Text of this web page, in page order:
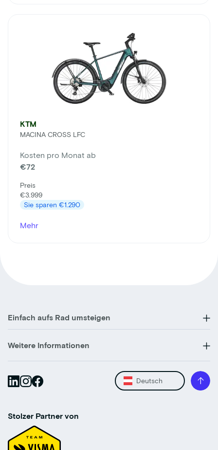
KTM
MACINA CROSS LFC
Kosten pro Monat ab
€72
Preis
€3.999
Sie sparen €1.290
Mehr
Einfach aufs Rad umsteigen
Weitere Informationen
Deutsch
Stolzer Partner von